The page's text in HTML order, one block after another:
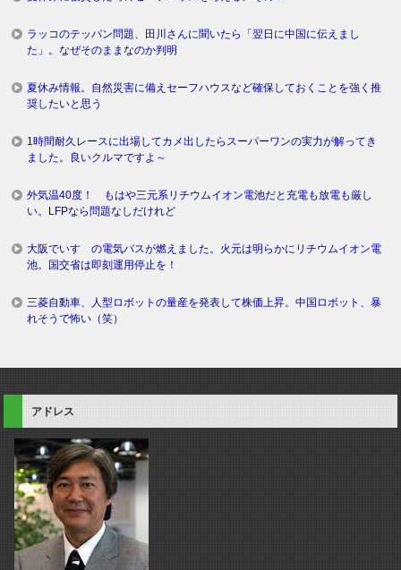
ラッコのテッパン問題、田川さんに聞いたら「翌日に中国に伝えまし
た」。なぜそのままなのか判明
夏休み情報。自然災害に備えセーフハウスなど確保しておくことを強く推
奨したいと思う
1時間耐久レースに出場してカメ出したらスーパーワンの実力が解ってき
ました。良いクルマですよ～
外気温40度！ もはや三元系リチウムイオン電池だと充電も放電も厳し
い。LFPなら問題なしだけれど
大阪でいすゞの電気バスが燃えました。火元は明らかにリチウムイオン電
池。国交省は即刻運用停止を！
三菱自動車、人型ロボットの量産を発表して株価上昇。中国ロボット、暴
れそうで怖い（笑）
アドレス